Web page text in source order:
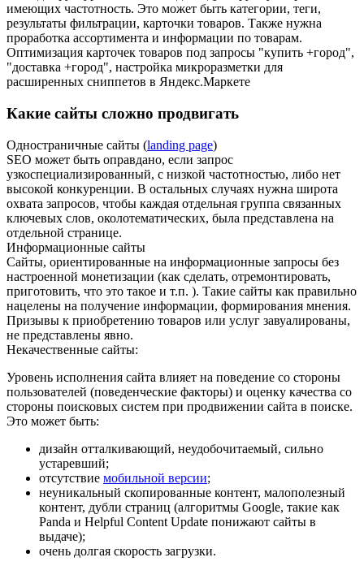
имеющих частотность. Это может быть категории, теги,
результаты фильтрации, карточки товаров. Также нужна
проработка ассортимента и информации по товарам.
Оптимизация карточек товаров под запросы "купить +город",
"доставка +город", настройка микроразметки для
расширенных сниппетов в Яндекс.Маркете
Какие сайты сложно продвигать
Одностраничные сайты (landing page)
SEO может быть оправдано, если запрос
узкоспециализированный, с низкой частотностью, либо нет
высокой конкуренции. В остальных случаях нужна широта
охвата запросов, чтобы каждая отдельная группа связанных
ключевых слов, околотематических, была представлена на
отдельной странице.
Информационные сайты
Сайты, ориентированные на информационные запросы без
настроенной монетизации (как сделать, отремонтировать,
приготовить, что это такое и т.п. ). Такие сайты как правильно
нацелены на получение информации, формирования мнения.
Призывы к приобретению товаров или услуг завуалированы,
не представлены явно.
Некачественные сайты:
Уровень исполнения сайта влияет на поведение со стороны
пользователей (поведенческие факторы) и оценку качества со
стороны поисковых систем при продвижении сайта в поиске.
Это может быть:
дизайн отталкивающий, неудобочитаемый, сильно
устаревший;
отсутствие мобильной версии;
неуникальный скопированные контент, малополезный
контент, дубли страниц (алгоритмы Google, такие как
Panda и Helpful Content Update понижают сайты в
выдаче);
очень долгая скорость загрузки.